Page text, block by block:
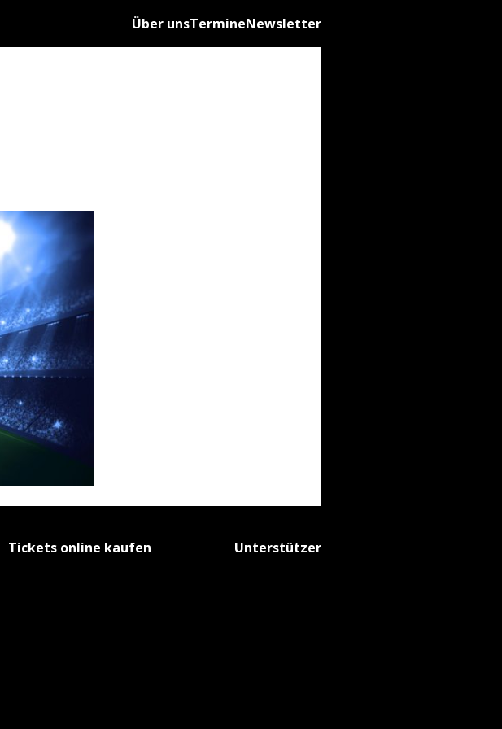
Über unsTermineNewsletter
Tickets online kaufen Unterstützer